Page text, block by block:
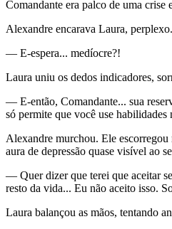
Comandante era palco de uma crise
Alexandre encarava Laura, perplexo.
— E-espera... medíocre?!
Laura uniu os dedos indicadores,
— E-então, Comandante... sua
só permite que você use
Alexandre murchou. Ele escorregou
aura de depressão quase visível ao
— Quer dizer que terei que aceitar
resto da vida... Eu não aceito isso.
Laura balançou as mãos, tentando